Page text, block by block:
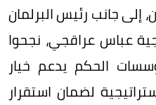
إلى جانب رئيس البرلمان
عباس عراقجي، نجحوا
الحكم يدعم خيار
لضمان استقرار